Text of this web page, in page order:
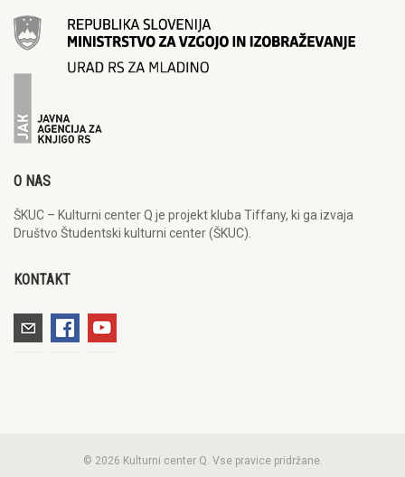
O NAS
ŠKUC – Kulturni center Q je projekt kluba Tiffany, ki ga izvaja
Društvo Študentski kulturni center (ŠKUC).
KONTAKT
© 2026 Kulturni center Q. Vse pravice pridržane.